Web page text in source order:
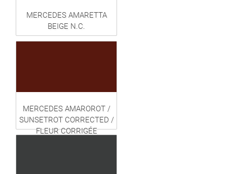
MERCEDES AMARETTA
BEIGE N.C.
MERCEDES AMAROROT /
SUNSETROT CORRECTED /
FLEUR CORRIGÉE